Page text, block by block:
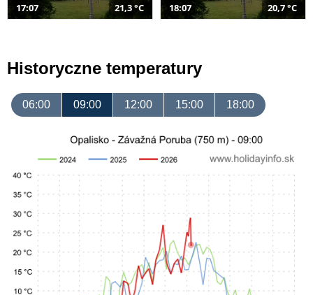
17:07 21,3 °C 18:07 20,7 °C
Historyczne temperatury
06:00 09:00 12:00 15:00 18:00